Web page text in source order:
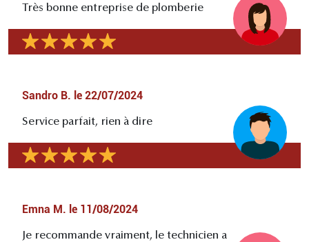
Très bonne entreprise de plomberie
Sandro B. le 22/07/2024
Service parfait, rien à dire
Emna M. le 11/08/2024
Je recommande vraiment, le technicien a